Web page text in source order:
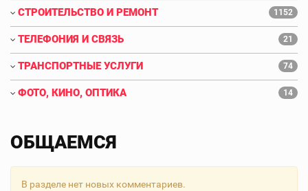
СТРОИТЕЛЬСТВО И РЕМОНТ 1152
ТЕЛЕФОНИЯ И СВЯЗЬ 21
ТРАНСПОРТНЫЕ УСЛУГИ 74
ФОТО, КИНО, ОПТИКА 14
ОБЩАЕМСЯ
В разделе нет новых комментариев.